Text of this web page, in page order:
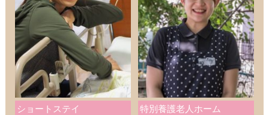
ショートステイ 特別養護老人ホーム